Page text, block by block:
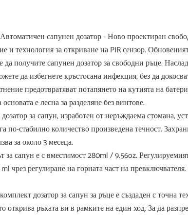
сапунен дозатор - Ново проектиран
и технология за откриване на PIR сензор.
получите сапунен дозатор за свободни ръце.
да избегнете кръстосана инфекция, без да
предотвратяват потапянето на кутията на
е лесна за разделяне без винтове.
за сапун, изработен от неръждаема стомана,
стабилно количество произведена течност.
за около 3 месеца.
за сапун е с вместимост 280ml / 9.56oz.
чрез регулиране на горната част на
дозатор за сапун за ръце е създаден с точна
открива ръката ви в рамките на един ход. За да